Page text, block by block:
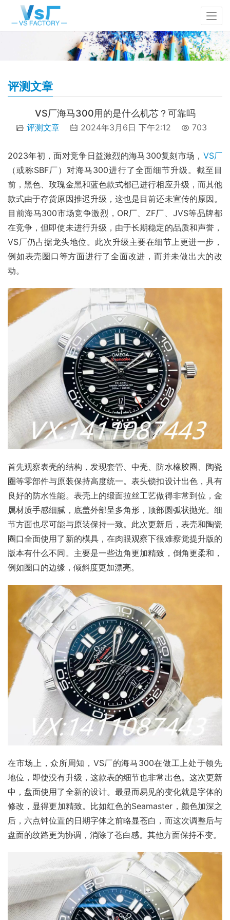
评测文章
VS厂海马300用的是什么机芯？可靠吗
评测文章 2024年3月6日 下午2:12 703
2023年初，面对竞争日益激烈的海马300复刻市场， VS厂
（或称SBF厂）对海马300进行了全面细节升级。截至目
前，黑色、玫瑰金黑和蓝色款式都已进行相应升级，而其他
款式由于存货原因推迟升级，这也是目前还未宣传的原因。
目前海马300市场竞争激烈，OR厂、ZF厂、JVS等品牌都
在竞争，但即使未进行升级，由于长期稳定的品质和声誉，
VS厂仍占据龙头地位。此次升级主要在细节上更进一步，
例如表壳圈口等方面进行了全面改进，而并未做出大的改
动。
首先观察表壳的结构，发现套管、中壳、防水橡胶圈、陶瓷
圈等零部件与原装保持高度统一。表头锁扣设计出色，具有
良好的防水性能。表壳上的缎面拉丝工艺做得非常到位，金
属材质手感细腻，底盖外部呈多角形，顶部圆弧状抛光。细
节方面也尽可能与原装保持一致。此次更新后，表壳和陶瓷
圈口全面使用了新的模具，在肉眼观察下很难察觉提升版的
版本有什么不同。主要是一些边角更加精致，倒角更柔和，
例如圈口的边缘，倾斜度更加漂亮。
在市场上，众所周知，VS厂的海马300在做工上处于领先
地位，即使没有升级，这款表的细节也非常出色。这次更新
中，盘面使用了全新的设计。最显而易见的变化就是字体的
修改，显得更加精致。比如红色的Seamaster，颜色加深之
后，六点钟位置的日期字体之前略显苍白，而这次调整后与
盘面的纹路更为协调，消除了苍白感。其他方面保持不变。